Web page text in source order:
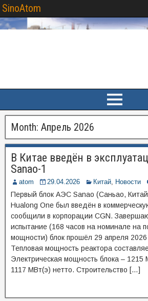
SinoAtom
Month: Апрель 2026
В Китае введён в
Sanao-1
atom 29.04.2026 Китай, Новости
Первый блок АЭС Sanao (Саньао,
Hualong One был введён в
сообщили в корпорации CGN.
испытание (168 часов на номинале на
мощности) блок прошёл 29 апреля
Тепловая мощность реактора
Электрическая мощность блока – 1215
1117 МВт(э) нетто. Строительство […]